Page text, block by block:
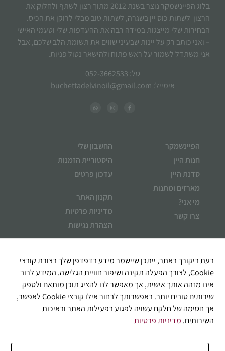
בלוג הפיינשמקר נוצר בשנת 2012 מתוך רצון לשתף ולחלוק את
הרצון לשתות כוס יין בשגרה, לשתות טוב מבלי לרוקן את הכיס.
הבחירות שלי מייצגות במידה רבה את ההעדפות שלי וטעמי האישי
– ואני כותב רק על יינות שבעיני שווים את תשומת הלב שלכם, אבל
אני משתדל לשמור על ראש פתוח ולהישאר נטול פניות.
טל: 052-3662533
אימייל: buchettadelvinoil@gmail.com
הפיינשמקר
חנות היין
סדנת היין
מארזים ומתנות
מי אני?
צרו קשר
החשבון שלי
היסטוריית הזמנות
עדכון פרטים
תקנון האתר
מדיניות פרטיות
הצהרת נגישות
בעת ביקורך באתר, ייתכן שיישמר מידע בדפדפן שלך בצורת קובצי
Cookie, לצורך הפעלה תקינה ושיפור חוויית הגלישה. המידע לרוב
אינו מזהה אותך אישית, אך מאפשר לנו להציג תוכן מותאם ולספק
שירותים טובים יותר. באפשרותך לבחור אילו קובצי Cookie לאפשר,
אך חסימה של חלקם עשויה לפגוע בפעילות האתר ובאיכות
השירותים. מדיניות פרטיות